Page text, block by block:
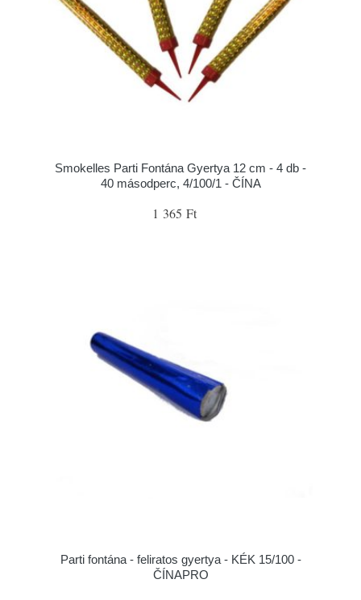
Smokelles Parti Fontána Gyertya 12 cm - 4 db -
40 másodperc, 4/100/1 - ČÍNA
1 365 Ft
Parti fontána - feliratos gyertya - KÉK 15/100 -
ČÍNAPRO